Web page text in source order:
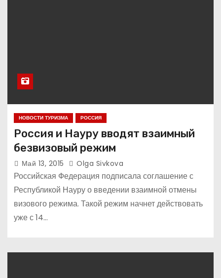
НОВОСТИ ТУРИЗМА РОССИЯ
Россия и Науру вводят взаимный
безвизовый режим
Май 13, 2015 Olga Sivkova
Российская Федерация подписала соглашение с
Республикой Науру о введении взаимной отмены
визового режима. Такой режим начнет действовать
уже с 14…